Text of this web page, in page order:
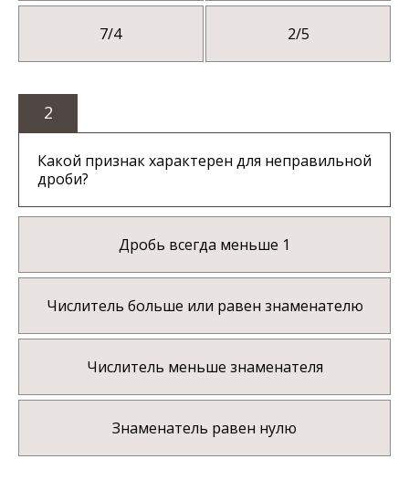
7/4 2/5
2
Какой признак характерен для неправильной
дроби?
Дробь всегда меньше 1
Числитель больше или равен знаменателю
Числитель меньше знаменателя
Знаменатель равен нулю